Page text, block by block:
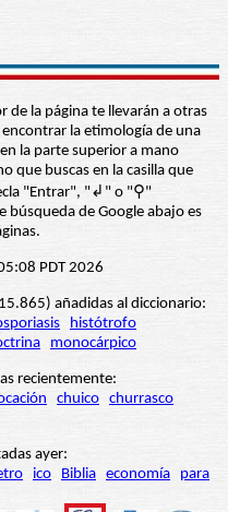
de la página te llevarán a otras
la etimología de una
la parte superior a mano
que buscas en la casilla que
"Entrar", "↲" o "⚲"
de Google abajo es
PDT 2026
añadidas al diccionario:
histótrofo
monocárpico
recientemente:
chuico churrasco
ayer:
ico Biblia economía para